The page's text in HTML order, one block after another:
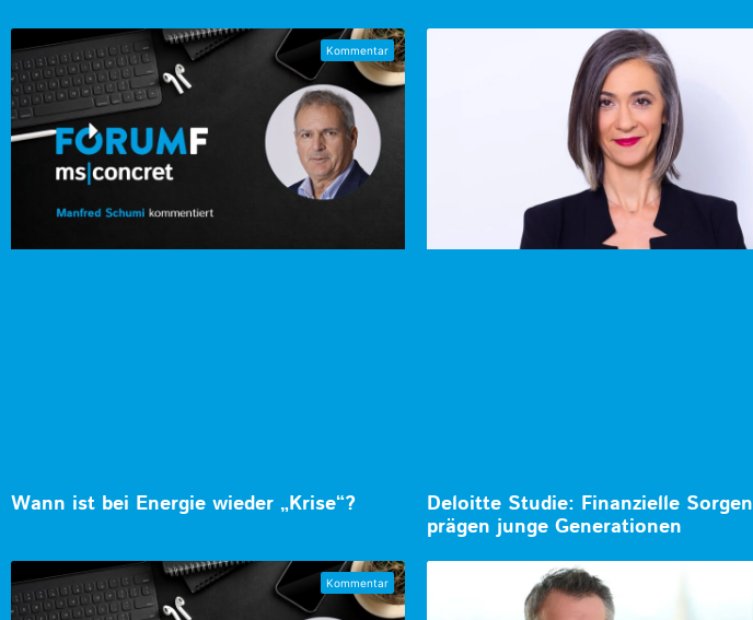
Wann ist bei Energie wieder „Krise“?
Deloitte Studie: Finanzielle Sorgen
prägen junge Generationen